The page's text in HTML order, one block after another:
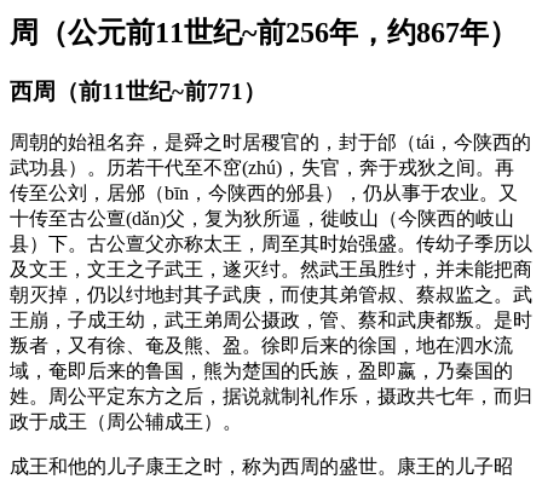
周（公元前11世纪~前256年，约867年）
西周（前11世纪~前771）
周朝的始祖名弃，是舜之时居稷官的，封于邰（tái，今陕西的
武功县）。历若干代至不窋(zhú)，失官，奔于戎狄之间。再
传至公刘，居邠（bīn，今陕西的邠县），仍从事于农业。又
十传至古公亶(dǎn)父，复为狄所逼，徙岐山（今陕西的岐山
县）下。古公亶父亦称太王，周至其时始强盛。传幼子季历以
及文王，文王之子武王，遂灭纣。然武王虽胜纣，并未能把商
朝灭掉，仍以纣地封其子武庚，而使其弟管叔、蔡叔监之。武
王崩，子成王幼，武王弟周公摄政，管、蔡和武庚都叛。是时
叛者，又有徐、奄及熊、盈。徐即后来的徐国，地在泗水流
域，奄即后来的鲁国，熊为楚国的氏族，盈即嬴，乃秦国的
姓。周公平定东方之后，据说就制礼作乐，摄政共七年，而归
政于成王（周公辅成王）。
成王和他的儿子康王之时，称为西周的盛世。康王的儿子昭